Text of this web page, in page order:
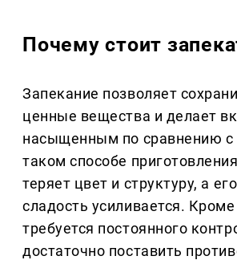
Почему стоит
Запекание позволяет
ценные вещества и делает
насыщенным по сравнению с
таком способе
теряет цвет и структуру, а
сладость усиливается. Кроме
требуется постоянного
достаточно поставить